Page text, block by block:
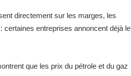
directement sur les marges, les
certaines entreprises annoncent déjà le
que les prix du pétrole et du gaz